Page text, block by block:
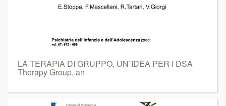
LA TERAPIA DI GRUPPO, UN`IDEA PER I DSA
Therapy Group, an